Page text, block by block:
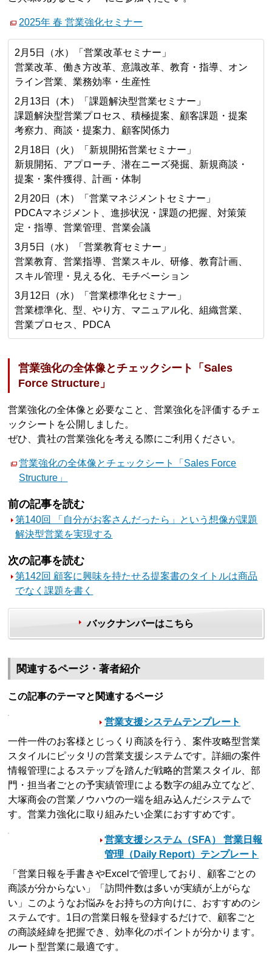
2025年 春 営業強化セミナー
2月5日（水）「営業改革セミナー」
営業改革、働き方改革、意識改革、教育・指導、オン
ライン営業、業務効率・生産性
2月13日（木）「課題解決型営業セミナー」
課題解決型営業プロセス、積極提案、顧客課題・提案
考察力、商談・提案力、顧客関係力
2月18日（火）「新規開拓営業セミナー」
新規開拓、アプローチ、潜在ニーズ発掘、新規商談・
提案・案件獲得、計画・体制
2月20日（木）「営業マネジメントセミナー」
PDCAマネジメント、進捗状況・課題の把握、対策策
定・指導、営業管理、営業会議
3月5日（水）「営業教育セミナー」
営業教育、営業指導、営業スキル、研修、教育計画、
スキル管理・見える化、モチベーション
3月12日（水）「営業標準化セミナー」
営業標準化、型、やり方、マニュアル化、組織営業、
営業プロセス、PDCA
営業強化の全体像とチェックシート「Sales
Force Structure」
営業強化の全体像と必要なこと、営業強化を評価するチェ
ックシートを公開しました。
ぜひ、貴社の営業強化を考える際にご利用ください。
営業強化の全体像とチェックシート「Sales Force
Structure」
前の記事を読む
第140回 「自分がお客さんだったら」という想像が課題
解決型営業を実現する
次の記事を読む
第142回 顧客に興味を持たせる提案書のタイトルは商品
でなく課題を書く
バックナンバーはこちら
関連するページ・著者紹介
この記事のテーマと関連するページ
営業支援システムテンプレート
一件一件のお客様とじっくり商談を行う、案件攻略型営業
スタイルにピッタリの営業支援システムです。詳細の案件
情報管理によるステップを踏んだ戦略的営業スタイル、部
門・担当者ごとの予実績管理による数字の組み立てなど、
大塚商会の営業ノウハウの一端を組み込んだシステムで
す。営業力強化に取り組みたい企業におすすめです。
営業支援システム（SFA） 営業日報
管理（Daily Report）テンプレート
「営業日報を手書きやExcelで管理しており、顧客ごとの
商談が分からない」「訪問件数は多いが実績が上がらな
い」このようなお悩みをお持ちの方向けに、おすすめのシ
ステムです。1日の営業日報を登録するだけで、顧客ごと
の商談経緯を把握でき、効率化のポイントが分かります。
ルート型営業に最適です。